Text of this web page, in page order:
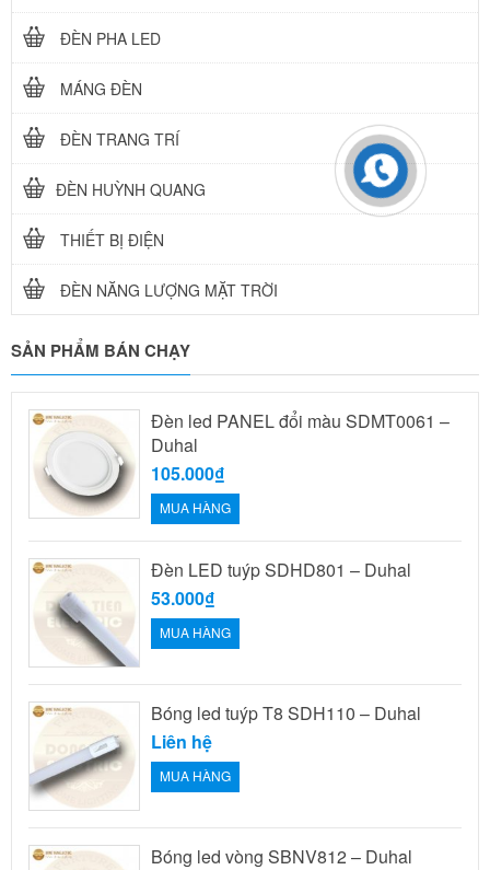
ĐÈN PHA LED
MÁNG ĐÈN
ĐÈN TRANG TRÍ
ĐÈN HUỲNH QUANG
THIẾT BỊ ĐIỆN
ĐÈN NĂNG LƯỢNG MẶT TRỜI
SẢN PHẨM BÁN CHẠY
Đèn led PANEL đổi màu SDMT0061 –
Duhal
105.000₫
MUA HÀNG
Đèn LED tuýp SDHD801 – Duhal
53.000₫
MUA HÀNG
Bóng led tuýp T8 SDH110 – Duhal
Liên hệ
MUA HÀNG
Bóng led vòng SBNV812 – Duhal